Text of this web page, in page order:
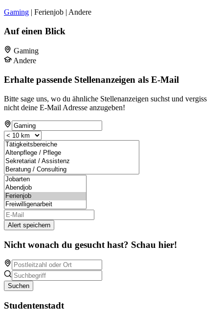
Gaming | Ferienjob | Andere
Auf einen Blick
Gaming
Andere
Erhalte passende Stellenanzeigen als E-Mail
Bitte sage uns, wo du ähnliche Stellenanzeigen suchst und vergiss
nicht deine E-Mail Adresse anzugeben!
Alert speichern
Nicht wonach du gesucht hast? Schau hier!
Suchen
Studentenstadt